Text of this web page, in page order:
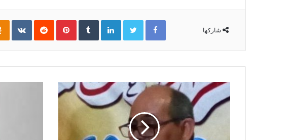
شاركها
Facebook
Twitter
LinkedIn
‏Tumblr
Pinterest
‏Reddit
‏VKontakte